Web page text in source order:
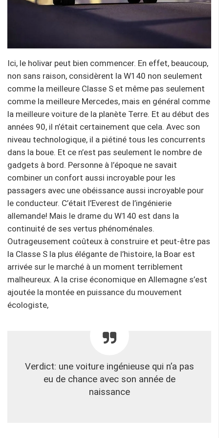
Ici, le holivar peut bien commencer. En effet, beaucoup,
non sans raison, considèrent la W140 non seulement
comme la meilleure Classe S et même pas seulement
comme la meilleure Mercedes, mais en général comme
la meilleure voiture de la planète Terre. Et au début des
années 90, il n’était certainement que cela. Avec son
niveau technologique, il a piétiné tous les concurrents
dans la boue. Et ce n’est pas seulement le nombre de
gadgets à bord. Personne à l’époque ne savait
combiner un confort aussi incroyable pour les
passagers avec une obéissance aussi incroyable pour
le conducteur. C’était l’Everest de l’ingénierie
allemande! Mais le drame du W140 est dans la
continuité de ses vertus phénoménales.
Outrageusement coûteux à construire et peut-être pas
la Classe S la plus élégante de l’histoire, la Boar est
arrivée sur le marché à un moment terriblement
malheureux. A la crise économique en Allemagne s’est
ajoutée la montée en puissance du mouvement
écologiste,
Verdict: une voiture ingénieuse qui n’a pas
eu de chance avec son année de
naissance